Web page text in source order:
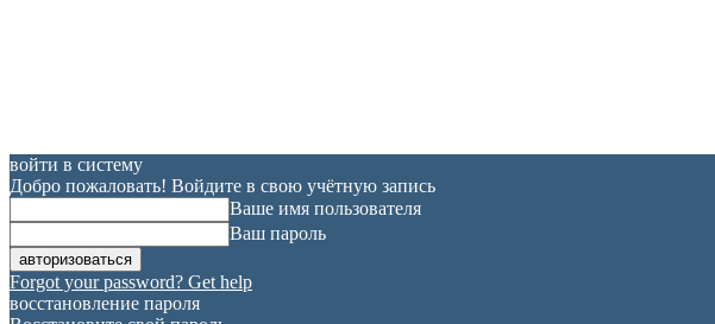
войти в систему
Добро пожаловать! Войдите в свою учётную запись
Ваше имя пользователя
Ваш пароль
Forgot your password? Get help
восстановление пароля